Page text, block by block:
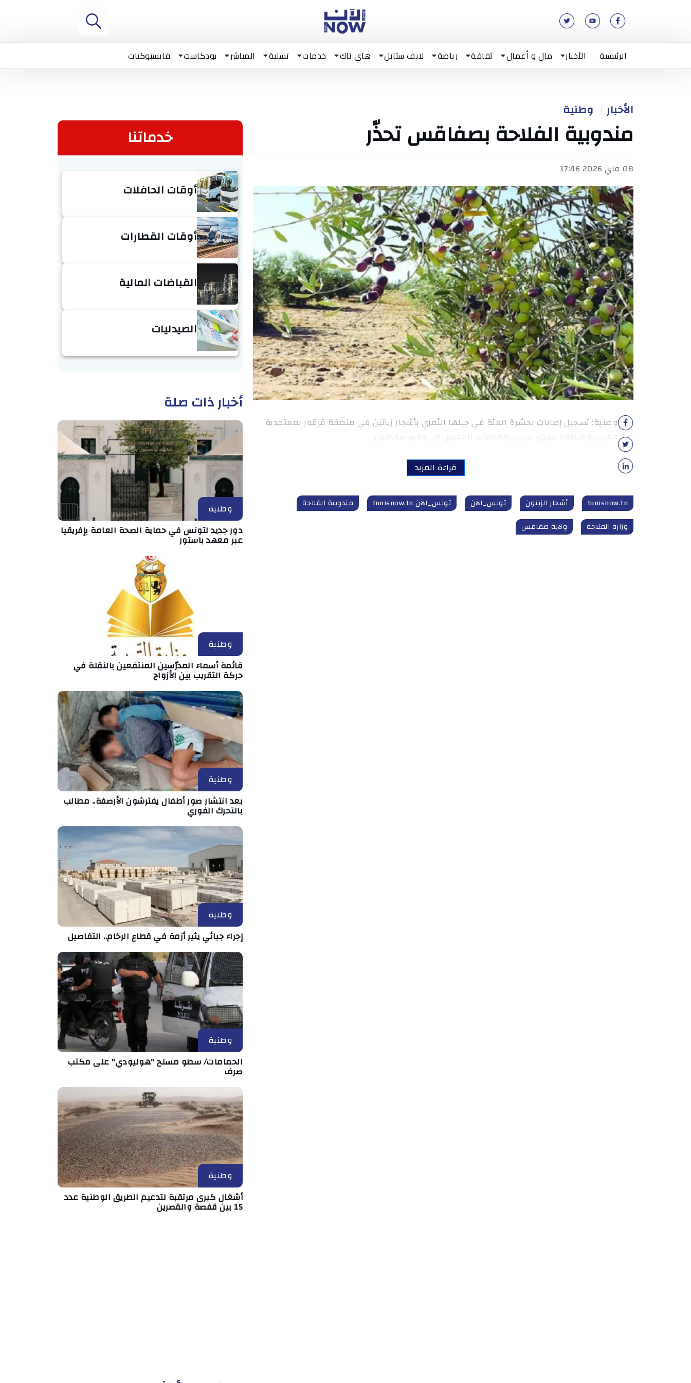
الرئيسية الأخبار مال و أعمال ثقافة رياضة لايف ستايل هاي تاك خدمات تسلية المباشر بودكاست فايسبوكيات
الأخبار وطنية
مندوبية الفلاحة بصفاقس تحذّر
08 ماي 2026 17:46
وطنية: تسجيل إصابات بحشرة العثة في جيلها الثمري بأشجار زياتين في منطفة قرقور بمعتمدية
قراءة المزيد
tunisnow.tn أشجار الزيتون تونس_الآن تونس_الآن tunisnow.tn
مندوبية الفلاحة
وزارة الفلاحة
ولاية صفاقس
خدماتنا
أوقات الحافلات
أوقات القطارات
القباضات المالية
الصيدليات
أخبار ذات صلة
وطنية
دور جديد لتونس في حماية الصحة العامة بإفريقيا
عبر معهد باستور
وطنية
قائمة أسماء المدرّسين المنتفعين بالنقلة في
حركة التقريب بين الأزواج
وطنية
بعد انتشار صور أطفال يفترشون الأرصفة.. مطالب
بالتحرك الفوري
وطنية
إجراء جبائي يثير أزمة في قطاع الرخام.. التفاصيل
وطنية
الحمامات/ سطو مسلح "هوليودي" على مكتب
صرف
وطنية
أشغال كبرى مرتقبة لتدعيم الطريق الوطنية عدد
15 بين قفصة والقصرين